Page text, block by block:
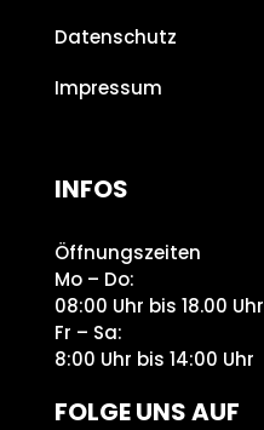
Datenschutz
Impressum
INFOS
Öffnungszeiten
Mo – Do:
08:00 Uhr bis 18.00 Uhr
Fr – Sa:
8:00 Uhr bis 14:00 Uhr
FOLGE UNS AUF